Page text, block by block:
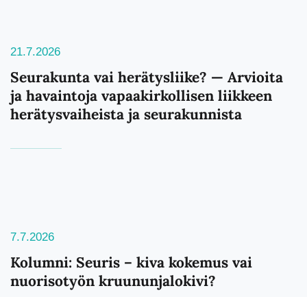
21.7.2026
Seurakunta vai herätysliike? — Arvioita
ja havaintoja vapaakirkollisen liikkeen
herätysvaiheista ja seurakunnista
7.7.2026
Kolumni: Seuris – kiva kokemus vai
nuorisotyön kruununjalokivi?